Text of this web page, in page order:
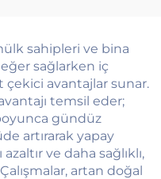
sahipleri ve bina
sağlarken iç
avantajlar sunar.
temsil eder;
gündüz
artırarak yapay
ve daha sağlıklı,
artan doğal